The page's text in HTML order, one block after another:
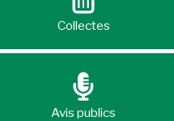
Collectes
Avis publics